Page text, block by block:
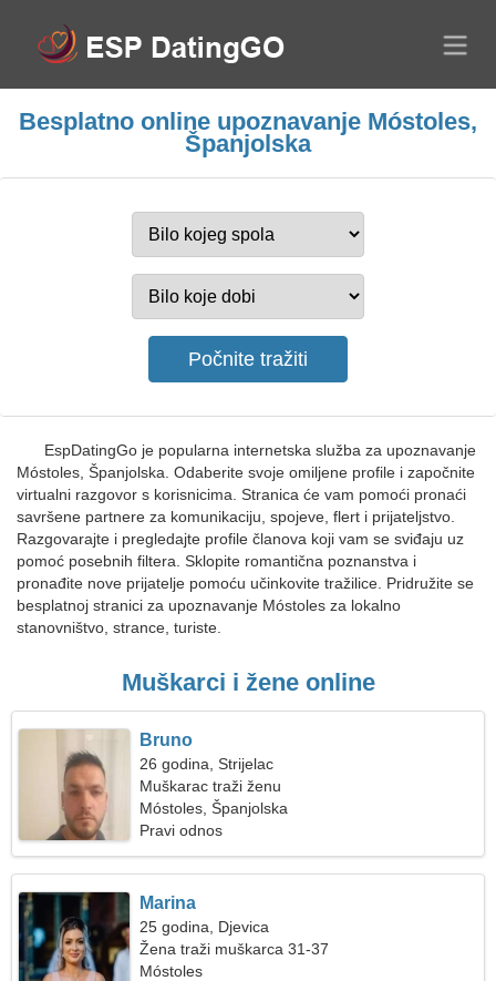
Besplatno online upoznavanje Móstoles,
Španjolska
EspDatingGo je popularna internetska služba za upoznavanje
Móstoles, Španjolska. Odaberite svoje omiljene profile i započnite
virtualni razgovor s korisnicima. Stranica će vam pomoći pronaći
savršene partnere za komunikaciju, spojeve, flert i prijateljstvo.
Razgovarajte i pregledajte profile članova koji vam se sviđaju uz
pomoć posebnih filtera. Sklopite romantična poznanstva i
pronađite nove prijatelje pomoću učinkovite tražilice. Pridružite se
besplatnoj stranici za upoznavanje Móstoles za lokalno
stanovništvo, strance, turiste.
Muškarci i žene online
Bruno
26 godina, Strijelac
Muškarac traži ženu
Móstoles, Španjolska
Pravi odnos
Marina
25 godina, Djevica
Žena traži muškarca 31-37
Móstoles